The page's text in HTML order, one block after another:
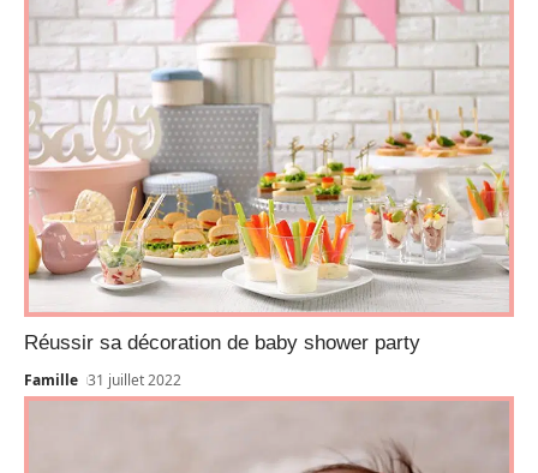
Réussir sa décoration de baby shower party
Famille 31 juillet 2022